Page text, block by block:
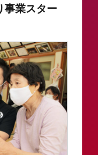
事業スター